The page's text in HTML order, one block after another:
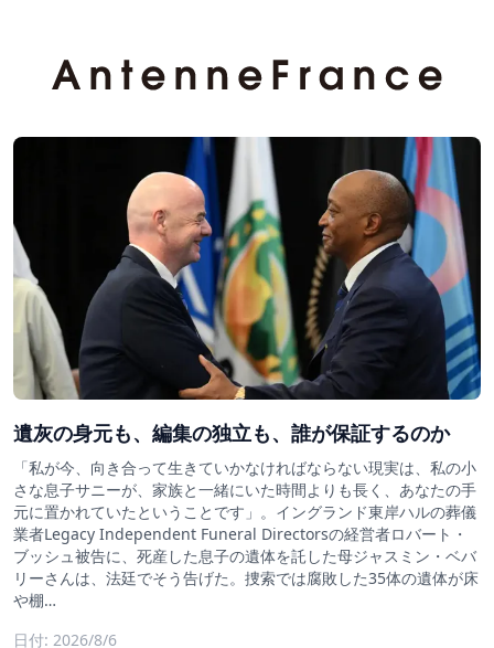
遺灰の身元も、編集の独立も、誰が保証するのか
「私が今、向き合って生きていかなければならない現実は、私の小
さな息子サニーが、家族と一緒にいた時間よりも長く、あなたの手
元に置かれていたということです」。イングランド東岸ハルの葬儀
業者Legacy Independent Funeral Directorsの経営者ロバート・
ブッシュ被告に、死産した息子の遺体を託した母ジャスミン・ベバ
リーさんは、法廷でそう告げた。捜索では腐敗した35体の遺体が床
や棚…
日付: 2026/8/6